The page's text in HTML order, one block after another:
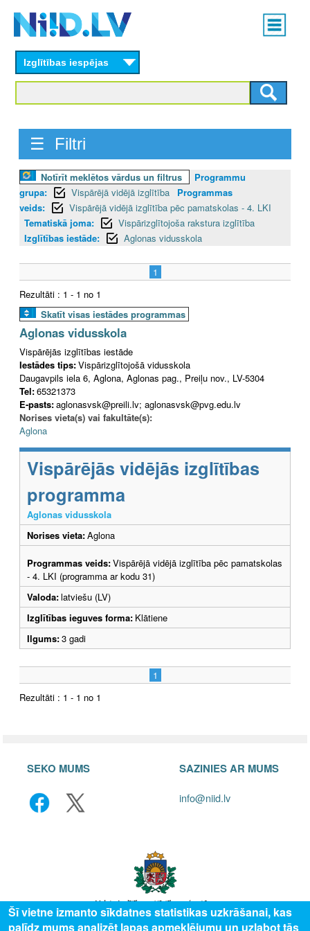
content
Main
menu
Izglītības iespējas
☰ Filtri
Notīrīt meklētos vārdus un filtrus
Programmu
grupa:
Vispārējā vidējā izglītība
Programmas
veids:
Vispārējā vidējā izglītība pēc pamatskolas - 4. LKI
Tematiskā joma:
Vispārizglītojoša rakstura izglītība
Izglītības iestāde:
Aglonas vidusskola
1
Rezultāti : 1 - 1 no 1
Skatīt visas iestādes programmas
Aglonas vidusskola
Vispārējās izglītības iestāde
Iestādes tips:Vispārizglītojošā vidusskola
Daugavpils iela 6, Aglona, Aglonas pag., Preiļu nov., LV-5304
Tel:65321373
E-pasts:aglonasvsk@preili.lv; aglonasvsk@pvg.edu.lv
Norises vieta(s) vai fakultāte(s):
Aglona
Vispārējās vidējās izglītības
programma
Aglonas vidusskola
Norises vieta:Aglona
Programmas veids:Vispārējā vidējā izglītība pēc pamatskolas
- 4. LKI (programma ar kodu 31)
Valoda:latviešu (LV)
Izglītības ieguves forma: Klātiene
Ilgums:3 gadi
1
Rezultāti : 1 - 1 no 1
SEKO MUMS SAZINIES AR MUMS
info@niid.lv
Šī vietne izmanto sīkdatnes statistikas uzkrāšanai, kas
palīdz mums analizēt lapas apmeklējumu un uzlabot tās